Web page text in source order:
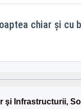
chiar și cu
şi Infrastructurii,